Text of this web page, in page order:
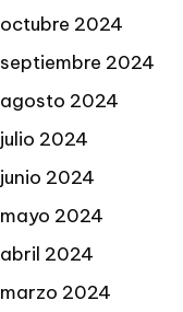
octubre 2024
septiembre 2024
agosto 2024
julio 2024
junio 2024
mayo 2024
abril 2024
marzo 2024